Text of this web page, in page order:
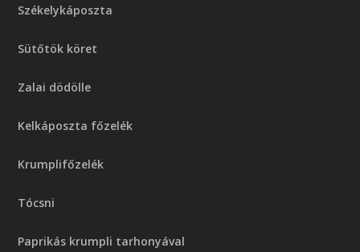
Székelykáposzta
Sütőtök köret
Zalai dödölle
Kelkáposzta főzelék
Krumplifőzelék
Tócsni
Paprikás krumpli tarhonyával